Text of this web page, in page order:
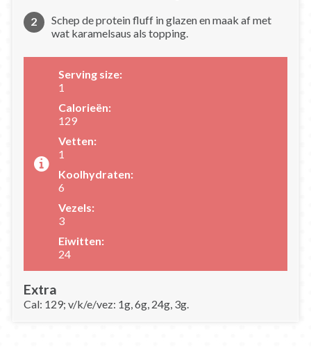
Schep de protein fluff in glazen en maak af met
wat karamelsaus als topping.
Serving size:
1
Calorieën:
129
Vetten:
1
Koolhydraten:
6
Vezels:
3
Eiwitten:
24
Extra
Cal: 129; v/k/e/vez: 1g, 6g, 24g, 3g.